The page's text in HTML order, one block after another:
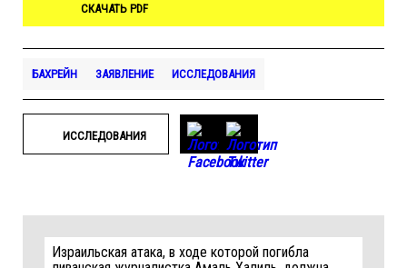
СКАЧАТЬ PDF
БАХРЕЙН ЗАЯВЛЕНИЕ ИССЛЕДОВАНИЯ
ИССЛЕДОВАНИЯ
Израильская атака, в ходе которой погибла